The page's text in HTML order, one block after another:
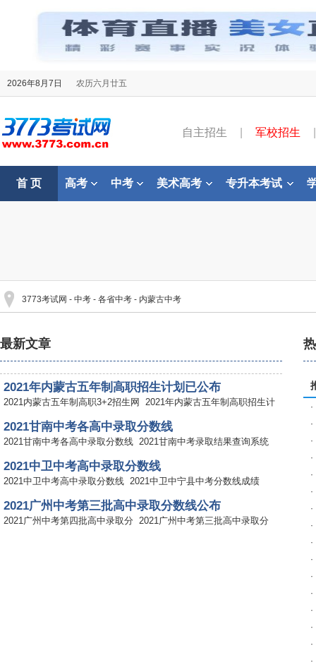
2026年8月7日 农历六月廿五
自主招生 军校招生
首 页 高考 中考 美术高考 专升本考试
3773考试网 - 中考 - 各省中考 - 内蒙古中考
最新文章
2021年内蒙古五年制高职招生计划已公布
2021内蒙古五年制高职3+2招生网 2021年内蒙古五年制高职招生计
2021甘南中考各高中录取分数线
2021甘南中考各高中录取分数线 2021甘南中考录取结果查询系统
2021中卫中考高中录取分数线
2021中卫中考高中录取分数线 2021中卫中宁县中考分数线成绩
2021广州中考第三批高中录取分数线公布
2021广州中考第四批高中录取分 2021广州中考第三批高中录取分
·
·
·
·
·
·
·
·
·
·
·
·
·
·
·
·